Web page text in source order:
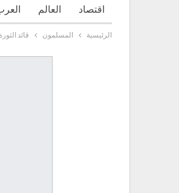
اقتصاد العالم
الرئيسية المسلمون قائد